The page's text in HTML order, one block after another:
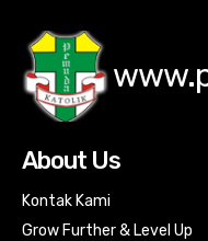
About Us
Kontak Kami
Grow Further & Level Up